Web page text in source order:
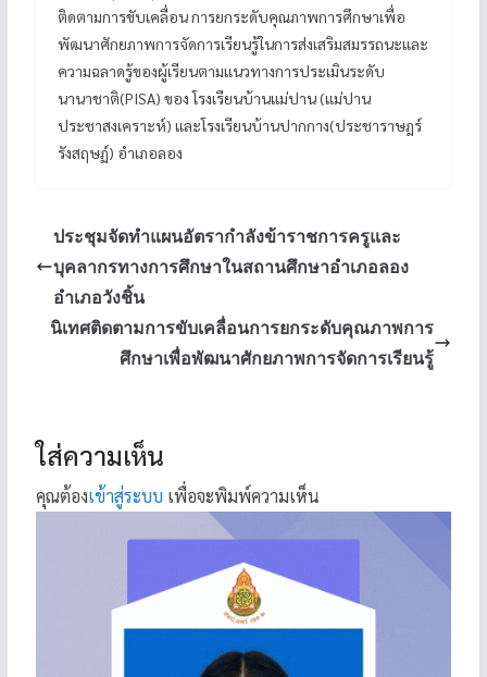
ติดตามการขับเคลื่อน การยกระดับคุณภาพการศึกษาเพื่อ
พัฒนาศักยภาพการจัดการเรียนรู้ในการส่งเสริมสมรรถนะและ
ความฉลาดรู้ของผู้เรียนตามแนวทางการประเมินระดับ
นานาชาติ(PISA) ของ โรงเรียนบ้านแม่ปาน (แม่ปาน
ประชาสงเคราะห์) และโรงเรียนบ้านปากกาง(ประชาราษฎร์
รังสฤษฏ์) อำเภอลอง
ประชุมจัดทำแผนอัตรากำลังข้าราชการครูและ
บุคลากรทางการศึกษาในสถานศึกษาอำเภอลอง
อำเภอวังชิ้น
นิเทศติดตามการขับเคลื่อนการยกระดับคุณภาพการ
ศึกษาเพื่อพัฒนาศักยภาพการจัดการเรียนรู้
ใส่ความเห็น
คุณต้องเข้าสู่ระบบ เพื่อจะพิมพ์ความเห็น